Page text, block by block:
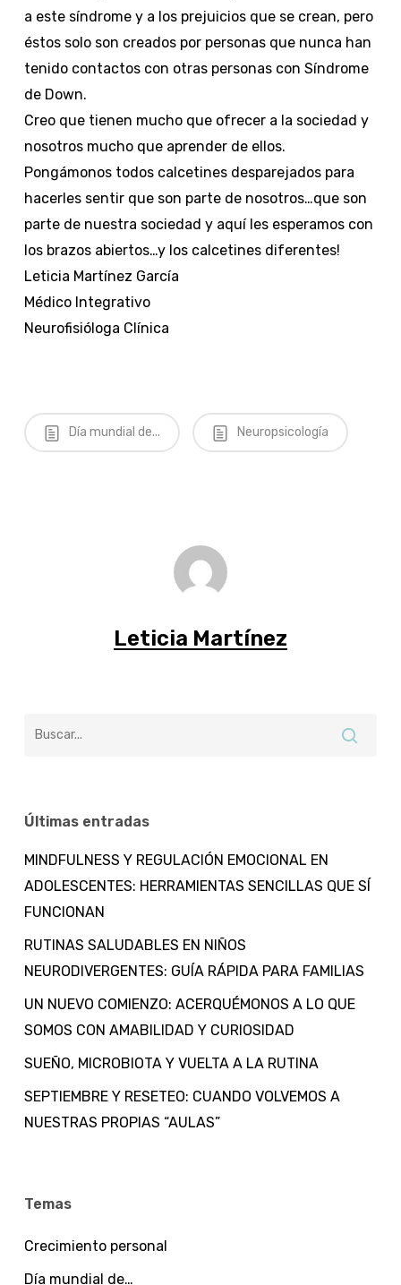
a este síndrome y a los prejuicios que se crean, pero
éstos solo son creados por personas que nunca han
tenido contactos con otras personas con Síndrome
de Down.
Creo que tienen mucho que ofrecer a la sociedad y
nosotros mucho que aprender de ellos.
Pongámonos todos calcetines desparejados para
hacerles sentir que son parte de nosotros…que son
parte de nuestra sociedad y aquí les esperamos con
los brazos abiertos…y los calcetines diferentes!
Leticia Martínez García
Médico Integrativo
Neurofisióloga Clínica
Día mundial de... Neuropsicología
Leticia Martínez
Últimas entradas
MINDFULNESS Y REGULACIÓN EMOCIONAL EN
ADOLESCENTES: HERRAMIENTAS SENCILLAS QUE SÍ
FUNCIONAN
RUTINAS SALUDABLES EN NIÑOS
NEURODIVERGENTES: GUÍA RÁPIDA PARA FAMILIAS
UN NUEVO COMIENZO: ACERQUÉMONOS A LO QUE
SOMOS CON AMABILIDAD Y CURIOSIDAD
SUEÑO, MICROBIOTA Y VUELTA A LA RUTINA
SEPTIEMBRE Y RESETEO: CUANDO VOLVEMOS A
NUESTRAS PROPIAS “AULAS”
Temas
Crecimiento personal
Día mundial de…